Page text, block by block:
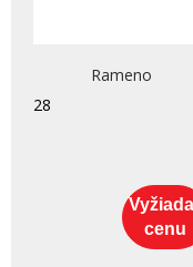
Rameno
28
cenu